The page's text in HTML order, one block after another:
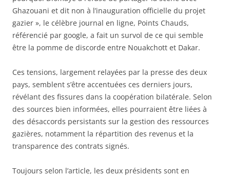
Ghazouani et dit non à l’inauguration officielle du projet
gazier », le célèbre journal en ligne, Points Chauds,
référencié par google, a fait un survol de ce qui semble
être la pomme de discorde entre Nouakchott et Dakar.
Ces tensions, largement relayées par la presse des deux
pays, semblent s’être accentuées ces derniers jours,
révélant des fissures dans la coopération bilatérale. Selon
des sources bien informées, elles pourraient être liées à
des désaccords persistants sur la gestion des ressources
gazières, notamment la répartition des revenus et la
transparence des contrats signés.
Toujours selon l’article, les deux présidents sont en